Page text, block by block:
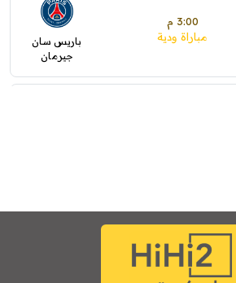
3:00 م
مباراة ودية
باريس سان
جيرمان